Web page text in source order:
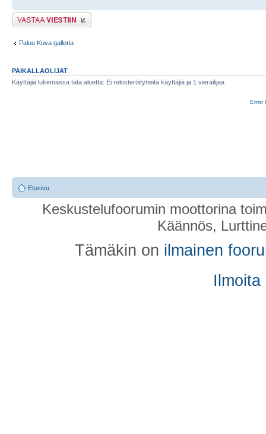
Lähetä vastaus
Paluu Kuva galleria
PAIKALLAOLIJAT
Käyttäjiä lukemassa tätä aluetta: Ei rekisteröityneitä käyttäjiä ja 1 vierailijaa
Error
Etusivu
Keskustelufoorumin moottorina
Käännös,
Tämäkin on ilmainen